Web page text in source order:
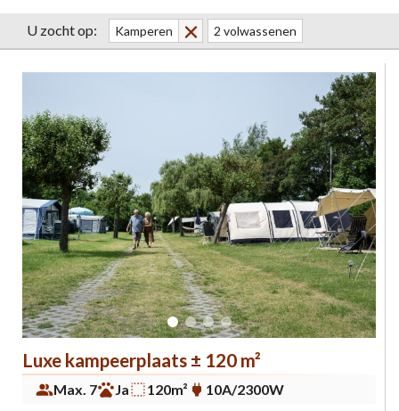
U zocht op: Kamperen 2 volwassenen
Luxe kampeerplaats ± 120 m²
Max. 7 Ja 120m² 10A/2300W